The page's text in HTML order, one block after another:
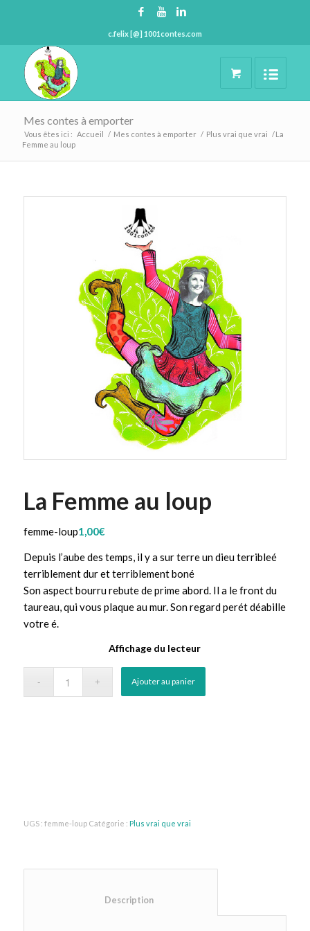
c.felix [@] 1001contes.com
Mes contes à emporter
Vous êtes ici : Accueil / Mes contes à emporter / Plus vrai que vrai /La
Femme au loup
La Femme au loup
femme-loup1,00€
Depuis l’aube des temps, il y a sur terre un dieu terribleé
terriblement dur et terriblement boné
Son aspect bourru rebute de prime abord. Il a le front du
taureau, qui vous plaque au mur. Son regard perét déabille
votre é.
Affichage du lecteur
Ajouter au panier
UGS : femme-loup Catégorie : Plus vrai que vrai
						Description